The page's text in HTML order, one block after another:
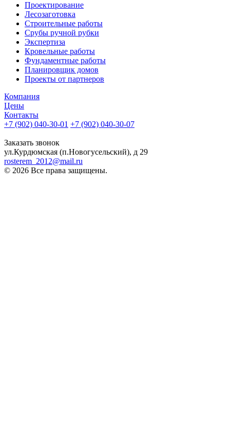
Проектирование
Лесозаготовка
Строительные работы
Срубы ручной рубки
Экспертиза
Кровельные работы
Фундаментные работы
Планировщик домов
Проекты от партнеров
Компания
Цены
Контакты
+7 (902) 040-30-01 +7 (902) 040-30-07
Заказать звонок
ул.Курдюмская (п.Новогусельский), д 29
rosterem_2012@mail.ru
© 2026 Все права защищены.